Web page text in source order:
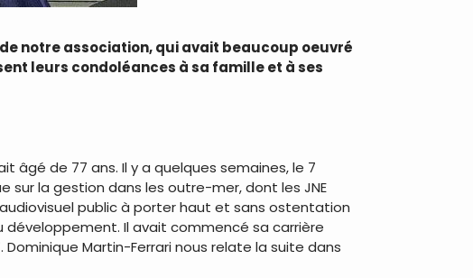
notre association, qui avait beaucoup oeuvré
leurs condoléances à sa famille et à ses
âgé de 77 ans. Il y a quelques semaines, le 7
sur la gestion dans les outre-mer, dont les JNE
public à porter haut et sans ostentation
développement. Il avait commencé sa carrière
Martin-Ferrari nous relate la suite dans